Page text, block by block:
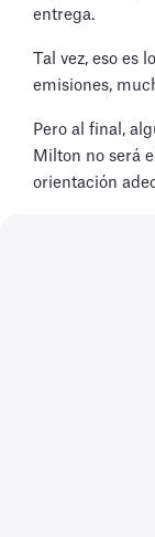
entrega.
Tal vez, eso es
emisiones,
Pero al final,
Milton no será
orientación